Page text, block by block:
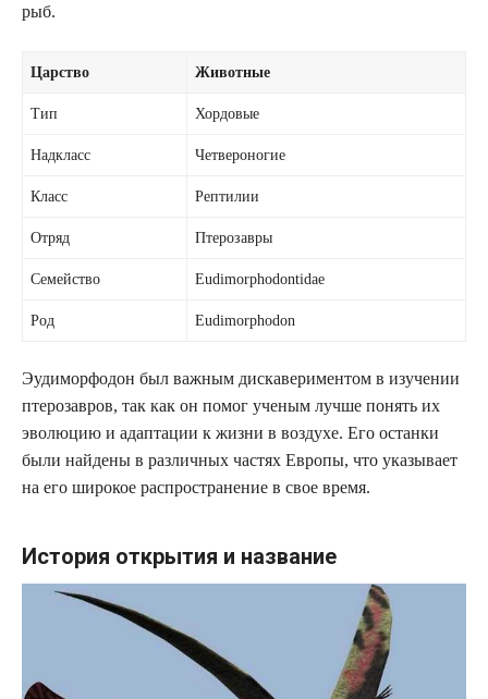
рыб.
Царство Животные
Тип Хордовые
Надкласс Четвероногие
Класс Рептилии
Отряд Птерозавры
Семейство Eudimorphodontidae
Род Eudimorphodon
Эудиморфодон был важным дискавериментом в изучении
птерозавров, так как он помог ученым лучше понять их
эволюцию и адаптации к жизни в воздухе. Его останки
были найдены в различных частях Европы, что указывает
на его широкое распространение в свое время.
История открытия и название